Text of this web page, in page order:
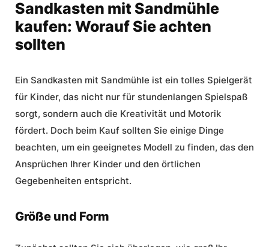
Sandkasten mit Sandmühle
kaufen: Worauf Sie achten
sollten
Ein Sandkasten mit Sandmühle ist ein tolles Spielgerät
für Kinder, das nicht nur für stundenlangen Spielspaß
sorgt, sondern auch die Kreativität und Motorik
fördert. Doch beim Kauf sollten Sie einige Dinge
beachten, um ein geeignetes Modell zu finden, das den
Ansprüchen Ihrer Kinder und den örtlichen
Gegebenheiten entspricht.
Größe und Form